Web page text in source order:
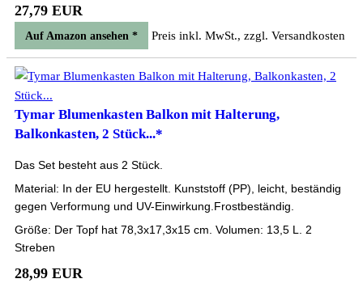
27,79 EUR
Auf Amazon ansehen * Preis inkl. MwSt., zzgl. Versandkosten
Tymar Blumenkasten Balkon mit Halterung,
Balkonkasten, 2 Stück...*
Das Set besteht aus 2 Stück.
Material: In der EU hergestellt. Kunststoff (PP), leicht, beständig
gegen Verformung und UV-Einwirkung.Frostbeständig.
Größe: Der Topf hat 78,3x17,3x15 cm. Volumen: 13,5 L. 2
Streben
28,99 EUR